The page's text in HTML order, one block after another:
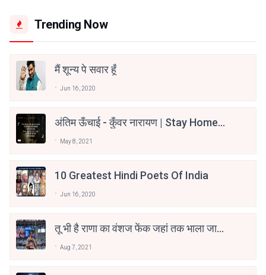
Trending Now
मैं शून्य पे सवार हूँ
Jun 16, 2020
अंतिम ऊँचाई - कुँवर नारायण | Stay Home
May 8, 2021
10 Greatest Hindi Poets Of India
Jun 16, 2020
तू भी है राणा का वंशज फेंक जहां तक भाला जाए:
Aug 7, 2021